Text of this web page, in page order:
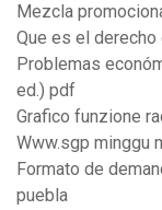
Mezcla
Que es el
Problemas
ed.) pdf
Grafico funzione
Www.sgp minggu
Formato de
puebla